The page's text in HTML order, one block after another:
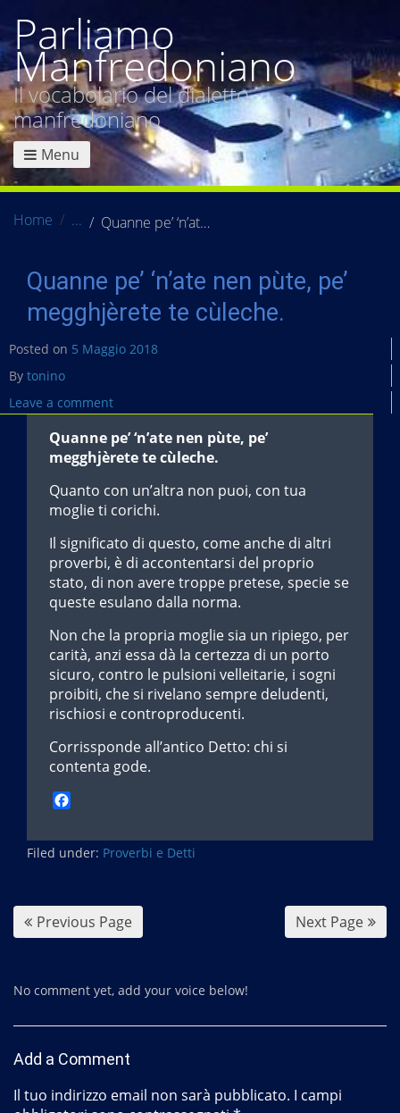
Parliamo
Manfredoniano
Il vocabolario del dialetto
manfredoniano
Menu
Home Quanne pe’ ‘n’ate nen pùte, pe’ megghjèrete te cùleche.
Quanne pe’ ‘n’ate nen pùte, pe’
megghjèrete te cùleche.
Posted on 5 Maggio 2018
By tonino
Leave a comment
Quanne pe’ ‘n’ate nen pùte, pe’
megghjèrete te cùleche.
Quanto con un’altra non puoi, con tua
moglie ti corichi.
Il significato di questo, come anche di altri
proverbi, è di accontentarsi del proprio
stato, di non avere troppe pretese, specie se
queste esulano dalla norma.
Non che la propria moglie sia un ripiego, per
carità, anzi essa dà la certezza di un porto
sicuro, contro le pulsioni velleitarie, i sogni
proibiti, che si rivelano sempre deludenti,
rischiosi e controproducenti.
Corrissponde all’antico Detto: chi si
contenta gode.
c
e
o
k
Filed under: Proverbi e Detti
Previous Page Next Page
No comment yet, add your voice below!
Add a Comment
Il tuo indirizzo email non sarà pubblicato. I campi